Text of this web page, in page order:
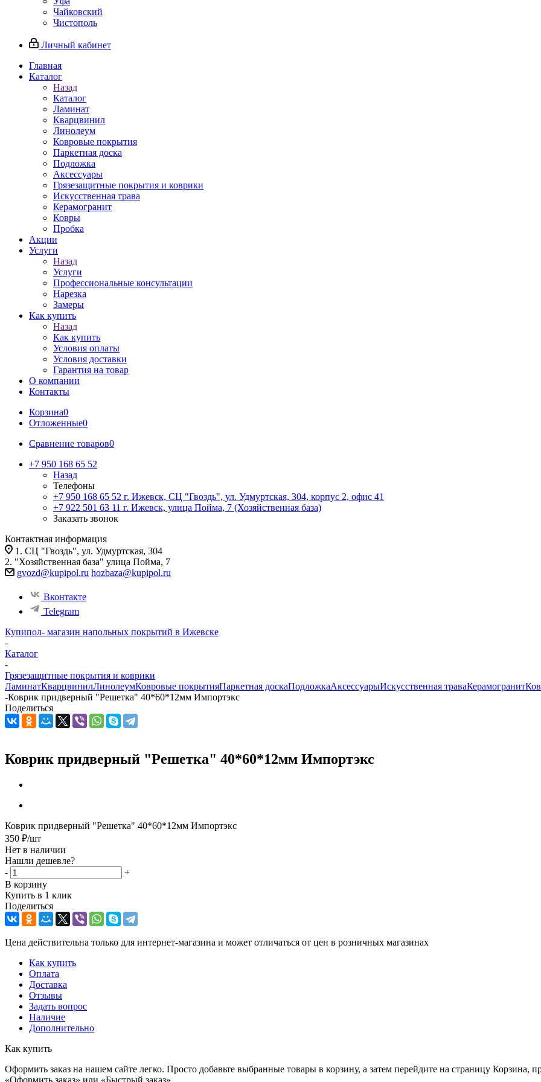
Чайковский
Чистополь
Личный кабинет
Главная
Каталог
Назад
Каталог
Ламинат
Кварцвинил
Линолеум
Ковровые покрытия
Паркетная доска
Подложка
Аксессуары
Грязезащитные покрытия и коврики
Искусственная трава
Керамогранит
Ковры
Пробка
Акции
Услуги
Назад
Услуги
Профессиональные консультации
Нарезка
Замеры
Как купить
Назад
Как купить
Условия оплаты
Условия доставки
Гарантия на товар
О компании
Контакты
Корзина0
Отложенные0
Сравнение товаров0
+7 950 168 65 52
Назад
Телефоны
+7 950 168 65 52 г. Ижевск, СЦ "Гвоздь", ул. Удмуртская, 304, корпус 2, офис 41
+7 922 501 63 11 г. Ижевск, улица Пойма, 7 (Хозяйственная база)
Заказать звонок
Контактная информация
1. СЦ "Гвоздь", ул. Удмуртская, 304
2. "Хозяйственная база" улица Пойма, 7
gvozd@kupipol.ru hozbaza@kupipol.ru
Вконтакте
Telegram
Купипол- магазин напольных покрытий в Ижевске
-
Каталог
-
Грязезащитные покрытия и коврики
ЛаминатКварцвинилЛинолеумКовровые покрытияПаркетная доскаПодложкаАксессуарыИскусственная траваКерамогранит
-Коврик придверный "Решетка" 40*60*12мм Импортэкс
Поделиться
Коврик придверный "Решетка" 40*60*12мм Импортэкс
Коврик придверный "Решетка" 40*60*12мм Импортэкс
350 ₽/шт
Нет в наличии
Нашли дешевле?
-
+
В корзину
Купить в 1 клик
Поделиться
Цена действительна только для интернет-магазина и может отличаться от цен в розничных магазинах
Как купить
Оплата
Доставка
Отзывы
Задать вопрос
Наличие
Дополнительно
Как купить
Оформить заказ на нашем сайте легко. Просто добавьте выбранные товары в корзину, а затем перейдите на страницу Корзина,
«Оформить заказ» или «Быстрый заказ».